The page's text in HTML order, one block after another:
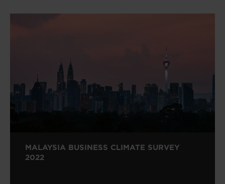
MALAYSIA BUSINESS CLIMATE SURVEY
2022